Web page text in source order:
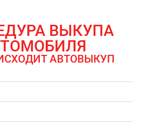
ВЫКУПА
АВТОВЫКУП